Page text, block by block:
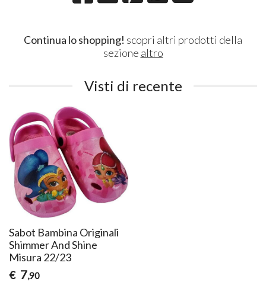
Continua lo shopping! scopri altri prodotti della
sezione altro
Visti di recente
Sabot Bambina Originali
Shimmer And Shine
Misura 22/23
€ 7,90